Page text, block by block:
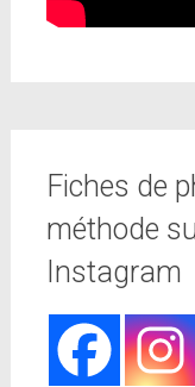
Fiches de
méthode
Instagram